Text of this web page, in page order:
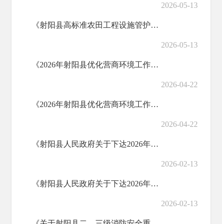
2026-05-13
《射阳县高标准农田工程设施管护实施办法（试行）》政策解读
2026-05-13
《2026年射阳县优化营商环境工作要点》图片解读
2026-04-22
《2026年射阳县优化营商环境工作要点》政策解读
2026-04-22
《射阳县人民政府关于下达2026年度县政府为民办实事项目的通知》图文解读
2026-02-13
《射阳县人民政府关于下达2026年度县政府为民办实事项目的通知》政策解读
2026-02-13